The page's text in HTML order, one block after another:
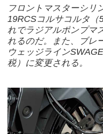
フロントマスターシリ
19RCSコルサコルタ（
れでラジアルポンプマ
れるのだ。また、ブレ
ウェッジライン
税）に変更される。